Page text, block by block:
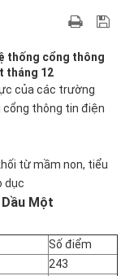
thống cổng thông
tháng 12
của các trường
thông tin điện
từ mầm non, tiểu
dục
Một
Số điểm
243